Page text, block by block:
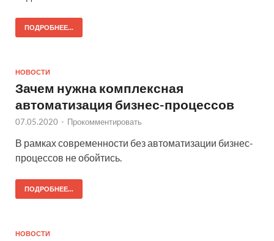
ПОДРОБНЕЕ...
НОВОСТИ
Зачем нужна комплексная
автоматизация бизнес-процессов
07.05.2020 - Прокомментировать
В рамках современности без автоматизации бизнес-
процессов не обойтись.
ПОДРОБНЕЕ...
НОВОСТИ